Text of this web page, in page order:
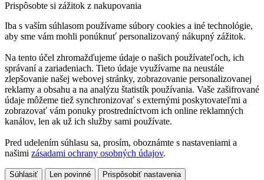
Prispôsobte si zážitok z nakupovania
Iba s vaším súhlasom používame súbory cookies a iné technológie,
aby sme vám mohli ponúknuť personalizovaný nákupný zážitok.
Na tento účel zhromažďujeme údaje o našich používateľoch, ich
správaní a zariadeniach. Tieto údaje využívame na neustále
zlepšovanie našej webovej stránky, zobrazovanie personalizovanej
reklamy a obsahu a na analýzu štatistík používania. Vaše zašifrované
údaje môžeme tiež synchronizovať s externými poskytovateľmi a
zobrazovať vám ponuky prostredníctvom ich online reklamných
kanálov, len ak už ich služby sami používate.
Pred udelením súhlasu sa, prosím, oboznámte s nastaveniami a
našimi zásadami ochrany osobných údajov.
Súhlasiť Len povinné Prispôsobiť nastavenia